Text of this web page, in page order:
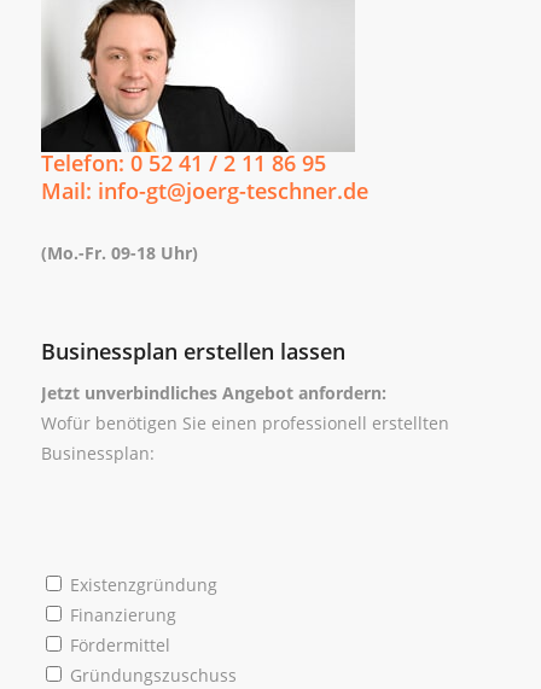
Telefon: 0 52 41 / 2 11 86 95
Mail: info-gt@joerg-teschner.de
(Mo.-Fr. 09-18 Uhr)
Businessplan erstellen lassen
Jetzt unverbindliches Angebot anfordern:
Wofür benötigen Sie einen professionell erstellten
Businessplan:
Existenzgründung
Finanzierung
Fördermittel
Gründungszuschuss